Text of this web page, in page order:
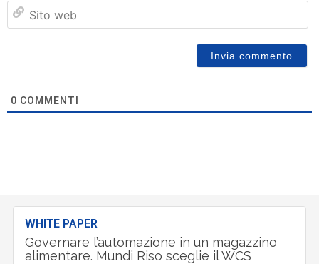
0 COMMENTI
WHITE PAPER
Governare l’automazione in un magazzino
alimentare. Mundi Riso sceglie il WCS